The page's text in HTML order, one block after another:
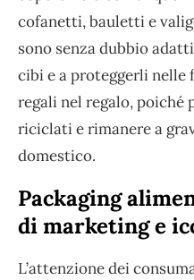
cofanetti, bauletti e
sono senza dubbio
cibi e a proteggerli nelle
regali nel regalo, poiché
riciclati e rimanere a
domestico.
Packaging
di marketing e
L’attenzione dei